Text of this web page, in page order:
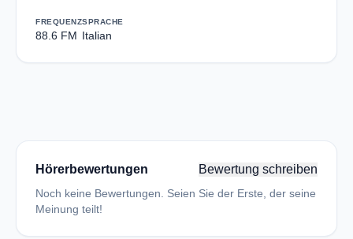
FREQUENZ
88.6 FM
SPRACHE
Italian
Hörerbewertungen Bewertung schreiben
Noch keine Bewertungen. Seien Sie der Erste, der seine
Meinung teilt!